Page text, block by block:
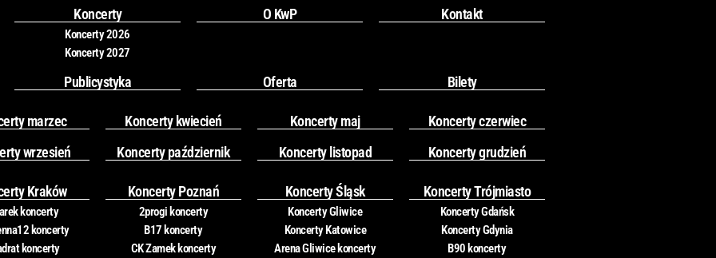
o
k
r
a
m
Koncerty
Koncerty 2026
Koncerty 2027
O KwP Kontakt
Publicystyka Oferta Bilety
marzec Koncerty kwiecień Koncerty maj
Koncerty czerwiec
wrzesień Koncerty październik Koncerty listopad Koncerty grudzień
Kraków
koncerty
koncerty
koncerty
Koncerty Poznań
2progi koncerty
B17 koncerty
CK Zamek koncerty
Koncerty Śląsk
Koncerty Gliwice
Koncerty Katowice
Arena Gliwice koncerty
Koncerty Trójmiasto
Koncerty Gdańsk
Koncerty Gdynia
B90 koncerty